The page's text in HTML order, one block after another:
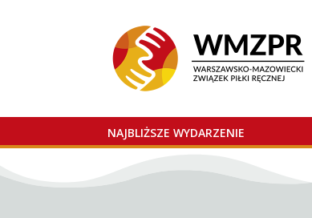
NAJBLIŻSZE WYDARZENIE